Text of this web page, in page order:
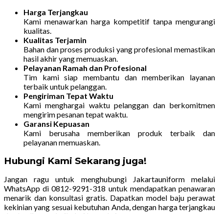
Harga Terjangkau
Kami menawarkan harga kompetitif tanpa mengurangi
kualitas.
Kualitas Terjamin
Bahan dan proses produksi yang profesional memastikan
hasil akhir yang memuaskan.
Pelayanan Ramah dan Profesional
Tim kami siap membantu dan memberikan layanan
terbaik untuk pelanggan.
Pengiriman Tepat Waktu
Kami menghargai waktu pelanggan dan berkomitmen
mengirim pesanan tepat waktu.
Garansi Kepuasan
Kami berusaha memberikan produk terbaik dan
pelayanan memuaskan.
Hubungi Kami Sekarang juga!
Jangan ragu untuk menghubungi Jakartauniform melalui
WhatsApp di 0812-9291-318 untuk mendapatkan penawaran
menarik dan konsultasi gratis. Dapatkan model baju perawat
kekinian yang sesuai kebutuhan Anda, dengan harga terjangkau